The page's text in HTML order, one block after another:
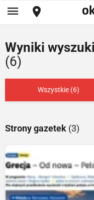
Wyniki
(6)
Wszystkie (6)
Strony gazetek (3)